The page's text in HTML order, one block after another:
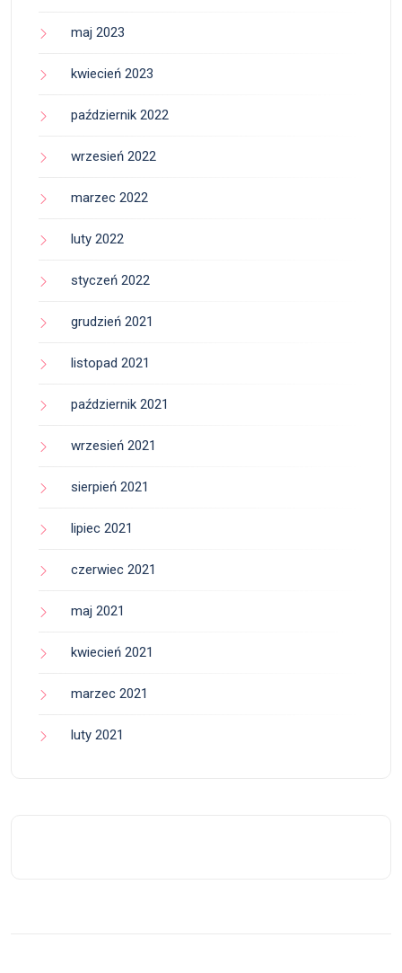
maj 2023
kwiecień 2023
październik 2022
wrzesień 2022
marzec 2022
luty 2022
styczeń 2022
grudzień 2021
listopad 2021
październik 2021
wrzesień 2021
sierpień 2021
lipiec 2021
czerwiec 2021
maj 2021
kwiecień 2021
marzec 2021
luty 2021